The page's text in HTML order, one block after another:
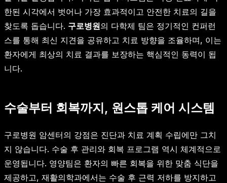
한된 시각에서 벗어나 가장 효과적이고 안전한 치료의 길을
찾도록 돕습니다. 구로병원의 다학제 팀은 정기적인 컨퍼런
스를 통해 최신 지견을 공유하고 치료 방향을 조율하며, 이는
환자에게 최상의 치료 결과를 보장하는 핵심적인 동력이 됩
니다.
수술부터 회복까지, 원스톱 케어 시스템
구로병원 암센터의 강점은 진단과 치료 계획 수립에만 그치
지 않습니다. 수술 후 관리와 회복 프로그램 역시 체계적으로
운영됩니다. 영양팀은 환자의 빠른 회복을 위한 맞춤 식단을
제공하고, 재활의학과에서는 수술 후 근력 저하를 방지하고